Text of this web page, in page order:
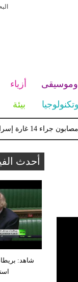
أزياء
بيئة
شرق وجنوب لبنان
أحدث
شاهد: